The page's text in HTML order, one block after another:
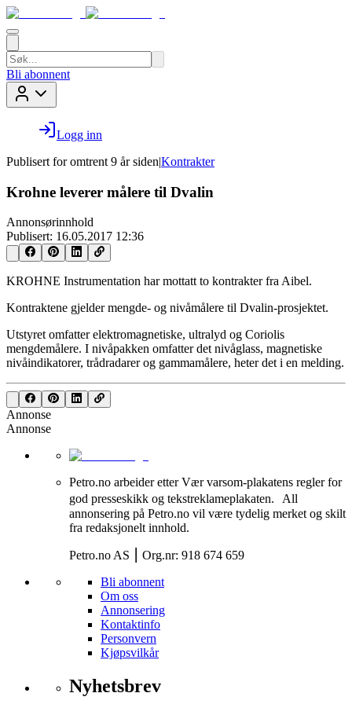
Bli abonnent
Logg inn
Publisert for omtrent 9 år siden|Kontrakter
Krohne leverer målere til Dvalin
Annonsørinnhold
Publisert: 16.05.2017 12:36
KROHNE Instrumentation har mottatt to kontrakter fra Aibel.
Kontraktene gjelder mengde- og nivåmålere til Dvalin-prosjektet.
Utstyret omfatter elektromagnetiske, ultralyd og Coriolis
mengdemålere. I nivåpakken omfatter det nivåglass, magnetiske
nivåindikatorer, trådradarer og gammamålere, heter det i en melding.
Annonse
Annonse
Petro.no arbeider etter Vær varsom-plakatens regler for
god presseskikk og tekstreklameplakaten. All
annonsering på Petro.no vil være tydelig merket og skilt
fra redaksjonelt innhold.
Petro.no AS ⎮ Org.nr: 918 674 659
Bli abonnent
Om oss
Annonsering
Kontaktinfo
Personvern
Kjøpsvilkår
Nyhetsbrev